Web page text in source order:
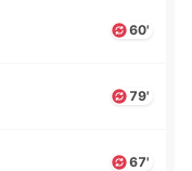
60'
79'
67'